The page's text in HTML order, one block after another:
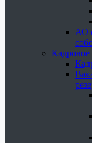
АО
Кадровое